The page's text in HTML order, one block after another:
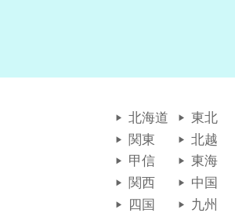
北海道
東北
関東
北越
甲信
東海
関西
中国
四国
九州